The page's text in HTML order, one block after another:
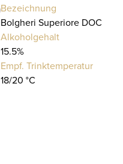
Bezeichnung
Bolgheri Superiore DOC
Alkoholgehalt
15.5%
Empf. Trinktemperatur
18/20 °C